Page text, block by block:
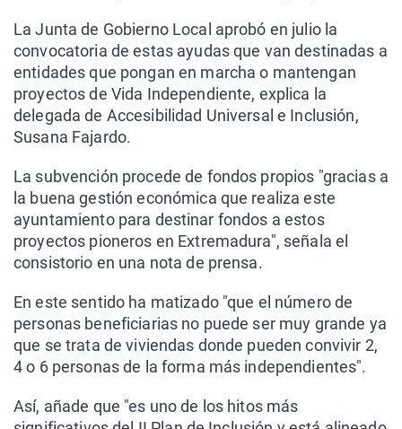
La Junta de Gobierno Local aprobó en julio la
convocatoria de estas ayudas que van destinadas a
entidades que pongan en marcha o mantengan
proyectos de Vida Independiente, explica la
delegada de Accesibilidad Universal e Inclusión,
Susana Fajardo.
La subvención procede de fondos propios "gracias a
la buena gestión económica que realiza este
ayuntamiento para destinar fondos a estos
proyectos pioneros en Extremadura", señala el
consistorio en una nota de prensa.
En este sentido ha matizado "que el número de
personas beneficiarias no puede ser muy grande ya
que se trata de viviendas donde pueden convivir 2,
4 o 6 personas de la forma más independientes".
Así, añade que "es uno de los hitos más